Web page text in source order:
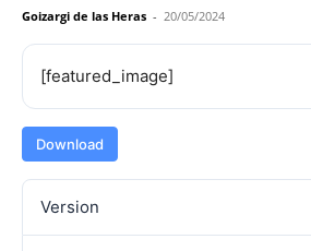
Goizargi de las Heras - 20/05/2024
[featured_image]
Download
Version